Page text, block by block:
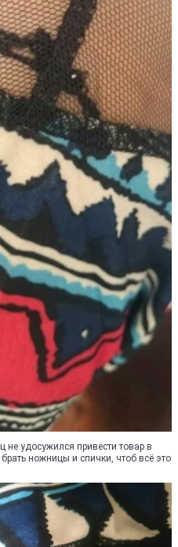
не удосужился привести товар в
ножницы и спички, чтоб всё это